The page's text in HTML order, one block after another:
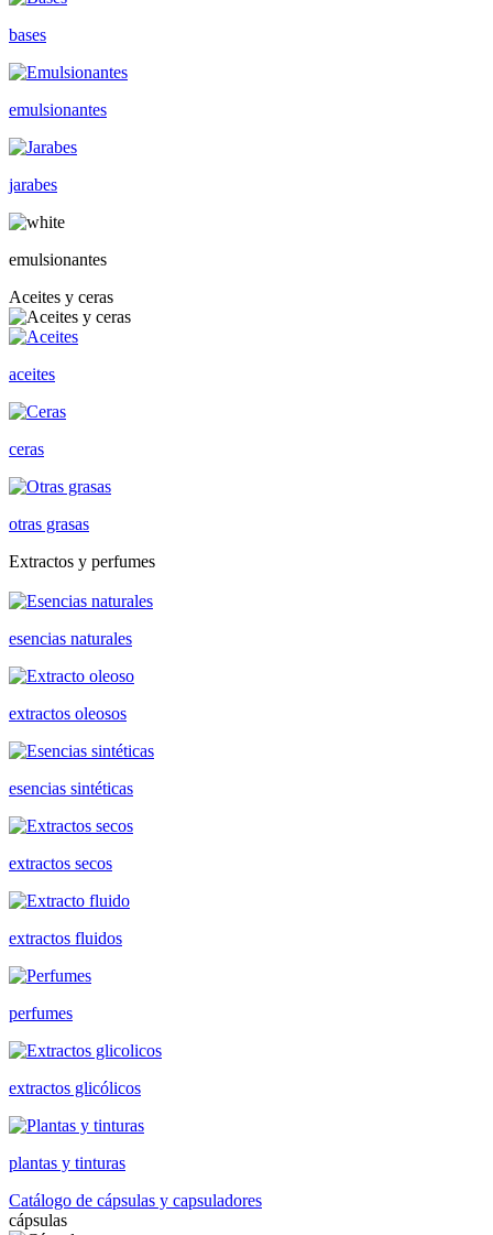
bases
emulsionantes
jarabes
emulsionantes
Aceites y ceras
aceites
ceras
otras grasas
Extractos y perfumes
esencias naturales
extractos oleosos
esencias sintéticas
extractos secos
extractos fluidos
perfumes
extractos glicólicos
plantas y tinturas
Catálogo de cápsulas y capsuladores
cápsulas